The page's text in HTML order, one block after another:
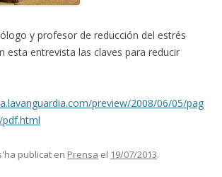
y profesor de reducción del estrés
esta entrevista las claves para reducir
preview/2008/06/05/pag
publicat en Prensa el 19/07/2013.